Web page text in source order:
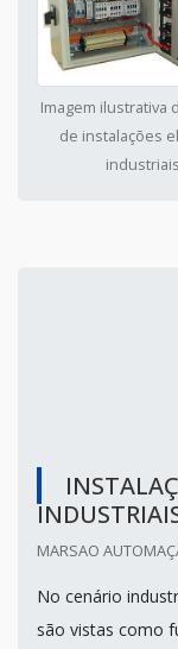
Imagem ilustrativa
de instalações
industriais
MARSAO
No cenário
são vistas como